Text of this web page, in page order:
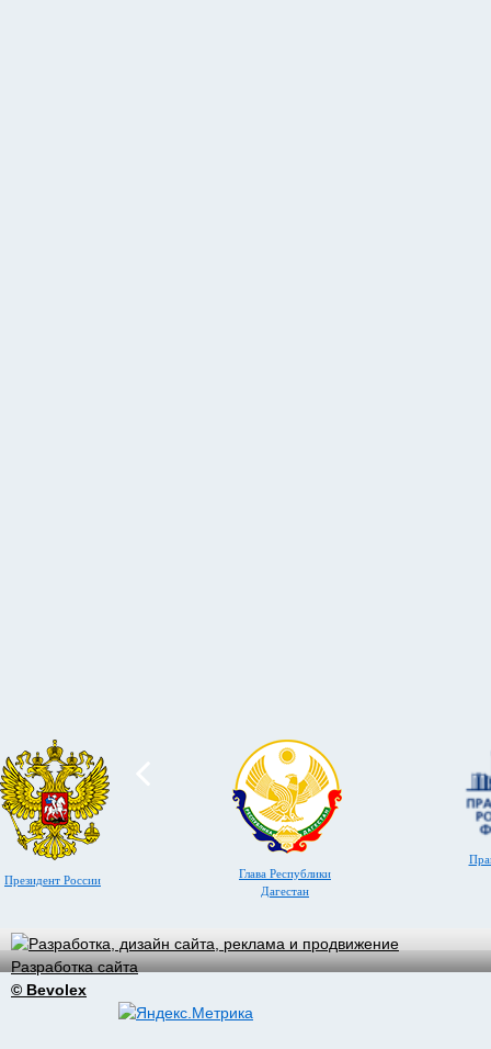
Президент России
Глава Республики
Дагестан
Разработка сайта
© Bevolex